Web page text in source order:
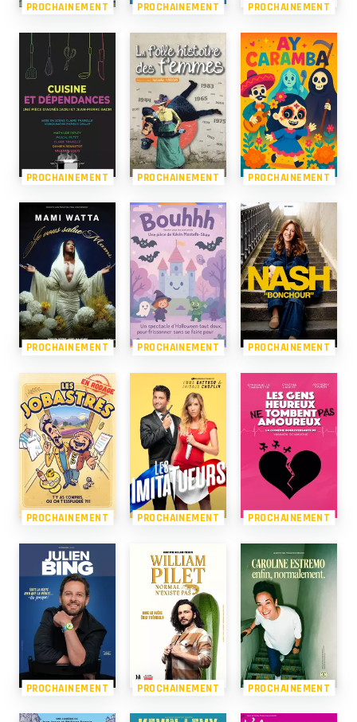
PROCHAINEMENT PROCHAINEMENT PROCHAINEMENT
PROCHAINEMENT PROCHAINEMENT PROCHAINEMENT
PROCHAINEMENT PROCHAINEMENT PROCHAINEMENT
PROCHAINEMENT PROCHAINEMENT PROCHAINEMENT
PROCHAINEMENT PROCHAINEMENT PROCHAINEMENT